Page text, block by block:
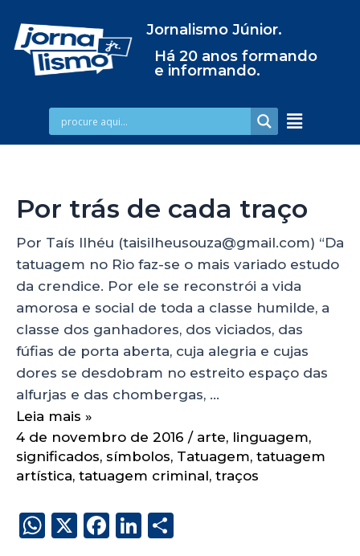
Jornalismo Júnior.
Há 20 anos formando
e informando.
Por trás de cada traço
Por Taís Ilhéu (taisilheusouza@gmail.com) “Da
tatuagem no Rio faz-se o mais variado estudo
da crendice. Por ele se reconstrói a vida
amorosa e social de toda a classe humilde, a
classe dos ganhadores, dos viciados, das
fúfias de porta aberta, cuja alegria e cujas
dores se desdobram no estreito espaço das
alfurjas e das chombergas, …
Leia mais »
4 de novembro de 2016 / arte, linguagem,
significados, símbolos, Tatuagem, tatuagem
artística, tatuagem criminal, traços
W X
F
Li